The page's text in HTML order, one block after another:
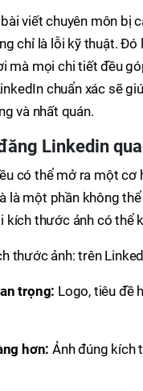
viết chuyên môn bị
chỉ là lỗi kỹ thuật.
mà mọi chi tiết đều
chuẩn xác sẽ
và nhất quán.
Linkedin
có thể mở ra một cơ
là một phần không
kích thước ảnh có thể
thước ảnh: trên
trọng: Logo, tiêu đề
hơn: Ảnh đúng kích